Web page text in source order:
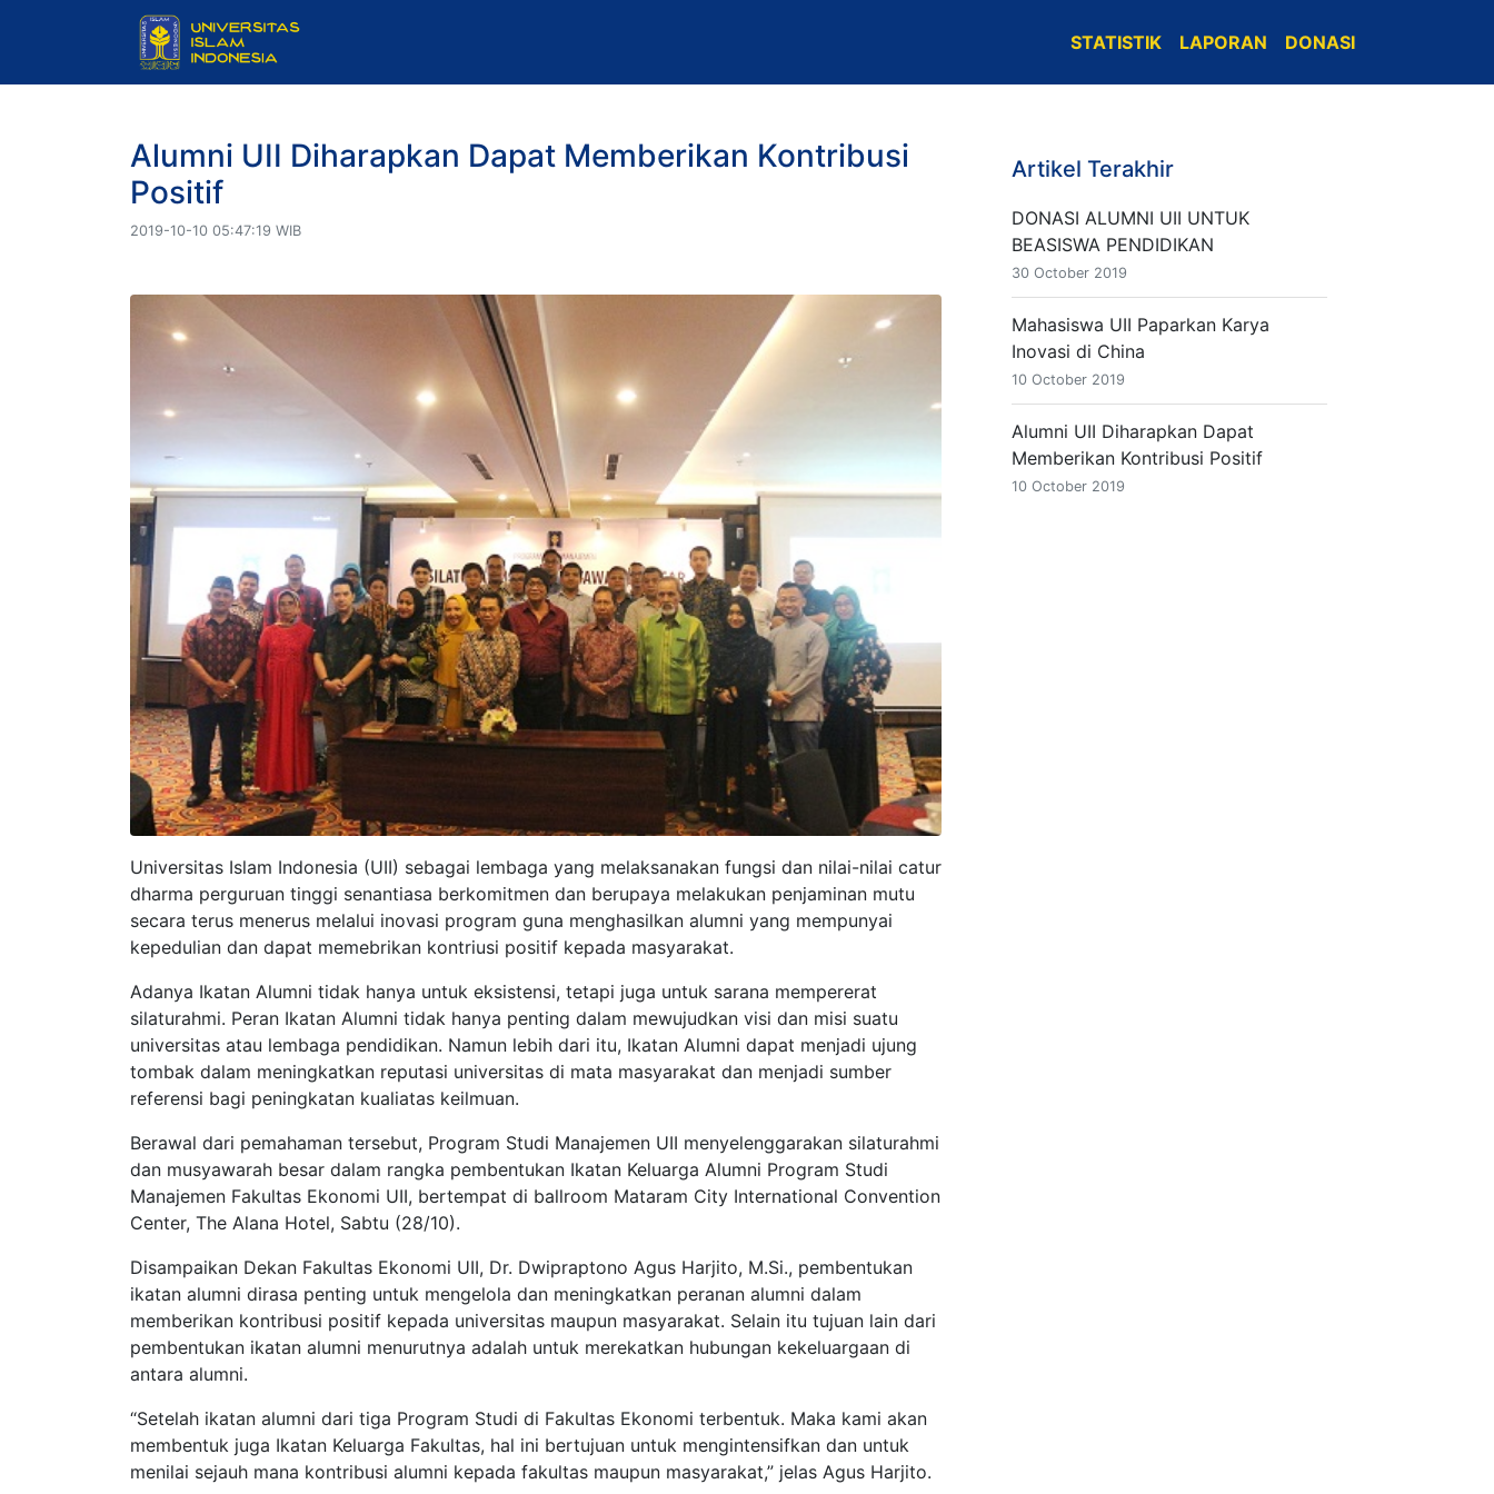
STATISTIK LAPORAN DONASI
Alumni UII Diharapkan Dapat Memberikan Kontribusi
Positif
2019-10-10 05:47:19 WIB
Universitas Islam Indonesia (UII) sebagai lembaga yang melaksanakan fungsi dan nilai-nilai catur
dharma perguruan tinggi senantiasa berkomitmen dan berupaya melakukan penjaminan mutu
secara terus menerus melalui inovasi program guna menghasilkan alumni yang mempunyai
kepedulian dan dapat memebrikan kontriusi positif kepada masyarakat.
Adanya Ikatan Alumni tidak hanya untuk eksistensi, tetapi juga untuk sarana mempererat
silaturahmi. Peran Ikatan Alumni tidak hanya penting dalam mewujudkan visi dan misi suatu
universitas atau lembaga pendidikan. Namun lebih dari itu, Ikatan Alumni dapat menjadi ujung
tombak dalam meningkatkan reputasi universitas di mata masyarakat dan menjadi sumber
referensi bagi peningkatan kualiatas keilmuan.
Berawal dari pemahaman tersebut, Program Studi Manajemen UII menyelenggarakan silaturahmi
dan musyawarah besar dalam rangka pembentukan Ikatan Keluarga Alumni Program Studi
Manajemen Fakultas Ekonomi UII, bertempat di ballroom Mataram City International Convention
Center, The Alana Hotel, Sabtu (28/10).
Disampaikan Dekan Fakultas Ekonomi UII, Dr. Dwipraptono Agus Harjito, M.Si., pembentukan
ikatan alumni dirasa penting untuk mengelola dan meningkatkan peranan alumni dalam
memberikan kontribusi positif kepada universitas maupun masyarakat. Selain itu tujuan lain dari
pembentukan ikatan alumni menurutnya adalah untuk merekatkan hubungan kekeluargaan di
antara alumni.
“Setelah ikatan alumni dari tiga Program Studi di Fakultas Ekonomi terbentuk. Maka kami akan
membentuk juga Ikatan Keluarga Fakultas, hal ini bertujuan untuk mengintensifkan dan untuk
menilai sejauh mana kontribusi alumni kepada fakultas maupun masyarakat,” jelas Agus Harjito.
Artikel Terakhir
DONASI ALUMNI UII UNTUK
BEASISWA PENDIDIKAN
30 October 2019
Mahasiswa UII Paparkan Karya
Inovasi di China
10 October 2019
Alumni UII Diharapkan Dapat
Memberikan Kontribusi Positif
10 October 2019